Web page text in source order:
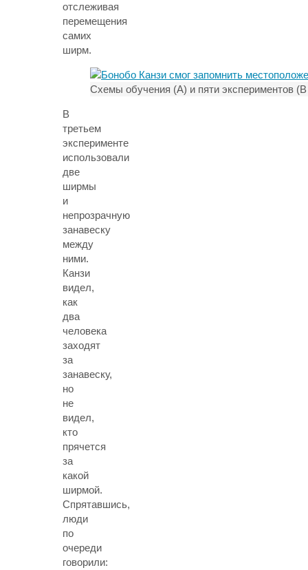
отслеживая
перемещения
самих
ширм.
Схемы обучения (А) и пяти экспериментов
В
третьем
эксперименте
использовали
две
ширмы
и
непрозрачную
занавеску
между
ними.
Канзи
видел,
как
два
человека
заходят
за
занавеску,
но
не
видел,
кто
прячется
за
какой
ширмой.
Спрятавшись,
люди
по
очереди
говорили: